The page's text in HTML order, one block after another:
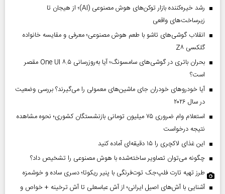
رشد خیره‌کننده بازار توکن‌های هوش مصنوعی (AI)؛ از هیجان تا
زیرساخت‌های واقعی
انقلاب گوشی‌های تاشو‌ با طعم هوش مصنوعی؛ معرفی و مقایسه خانواده
گلکسی Z۸
بحران باتری در گوشی‌های سامسونگ؛ آیا به‌روزرسانی One UI ۸.۵ مقصر
است؟
آیا خودروهای خودران جای ماشین‌های معمولی را می‌گیرند؟ بررسی وضعیت
در سال ۲۰۲۶
استعلام وام ضروری ۷۵ میلیون تومانی بازنشستگان کشوری؛ نحوه مشاهده
نتیجه درخواست
این غذای لاکچری را ۱۵ دقیقه‌ای آماده کنید
چگونه می‌توان تصاویر ساخته‌شده با هوش مصنوعی را تشخیص داد؟
طرز تهیه تارت فلپ‌جک توت‌فرنگی با پنیر ریکوتا؛ دسری ساده و خوشمزه
آشنایی با آش‌های اصیل ایرانی؛ از آش عباسعلی تا آش ترخینه + خواص و